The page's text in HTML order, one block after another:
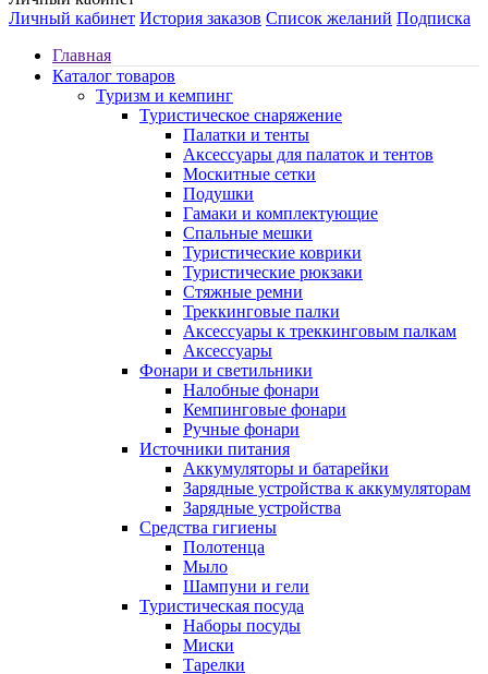
Личный кабинет История заказов Список желаний Подписка
Главная
Каталог товаров
Туризм и кемпинг
Туристическое снаряжение
Палатки и тенты
Аксессуары для палаток и тентов
Москитные сетки
Подушки
Гамаки и комплектующие
Спальные мешки
Туристические коврики
Туристические рюкзаки
Стяжные ремни
Треккинговые палки
Аксессуары к треккинговым палкам
Аксессуары
Фонари и светильники
Налобные фонари
Кемпинговые фонари
Ручные фонари
Источники питания
Аккумуляторы и батарейки
Зарядные устройства к аккумуляторам
Зарядные устройства
Средства гигиены
Полотенца
Мыло
Шампуни и гели
Туристическая посуда
Наборы посуды
Миски
Тарелки